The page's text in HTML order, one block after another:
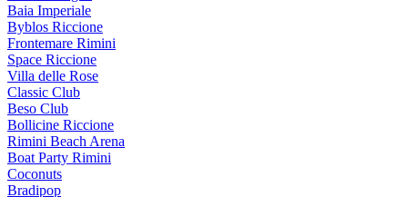
Baia Imperiale
Byblos Riccione
Frontemare Rimini
Space Riccione
Villa delle Rose
Classic Club
Beso Club
Bollicine Riccione
Rimini Beach Arena
Boat Party Rimini
Coconuts
Bradipop